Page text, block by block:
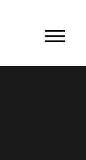
MENU